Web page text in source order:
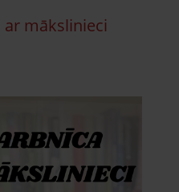
mākslinieci